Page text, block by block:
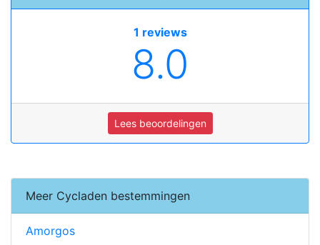
1 reviews
8.0
Lees beoordelingen
Meer Cycladen bestemmingen
Amorgos